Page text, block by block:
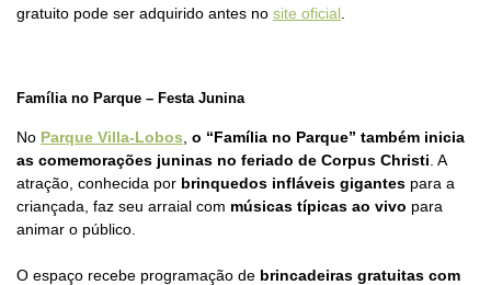
gratuito pode ser adquirido antes no site oficial
Família no Parque – Festa Junina
No Parque Villa-Lobos o “Família no Parque” também inicia
as comemorações juninas no feriado de Corpus Christi . A
atração, conhecida por brinquedos infláveis gigantes para a
criançada, faz seu arraial com músicas típicas ao vivo para
animar o público.
O espaço recebe programação de brincadeiras gratuitas com